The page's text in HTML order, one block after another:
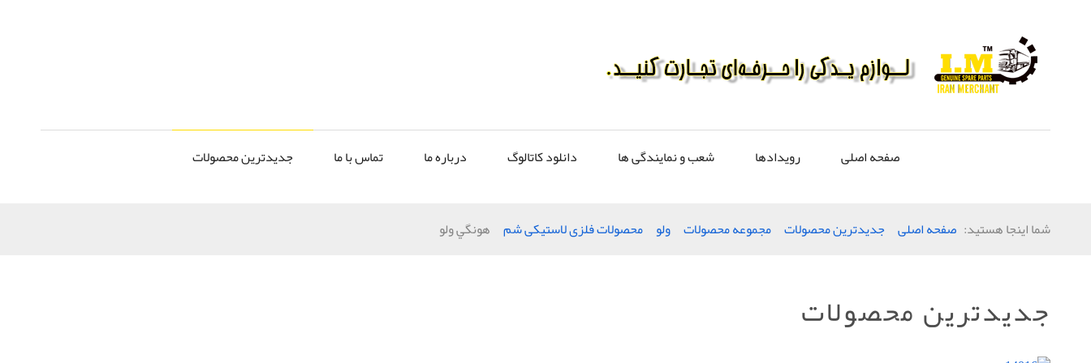
صفحه اصلی رویدادها شعب و نمایندگی ها دانلود کاتالوگ درباره ما تماس با ما جدیدترین محصولات
شما اینجا هستید: صفحه اصلی جدیدترین محصولات مجموعه محصولات ولو محصولات فلزی لاستیکی شم هونگي ولو
جدیدترین محصولات